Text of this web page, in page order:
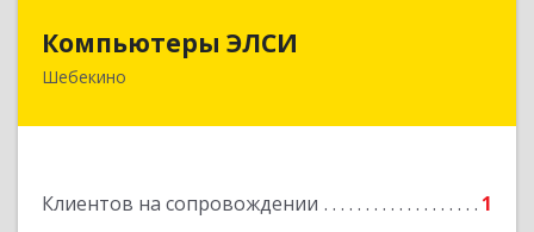
Компьютеры ЭЛСИ
Шебекино
Клиентов на сопровождении 1